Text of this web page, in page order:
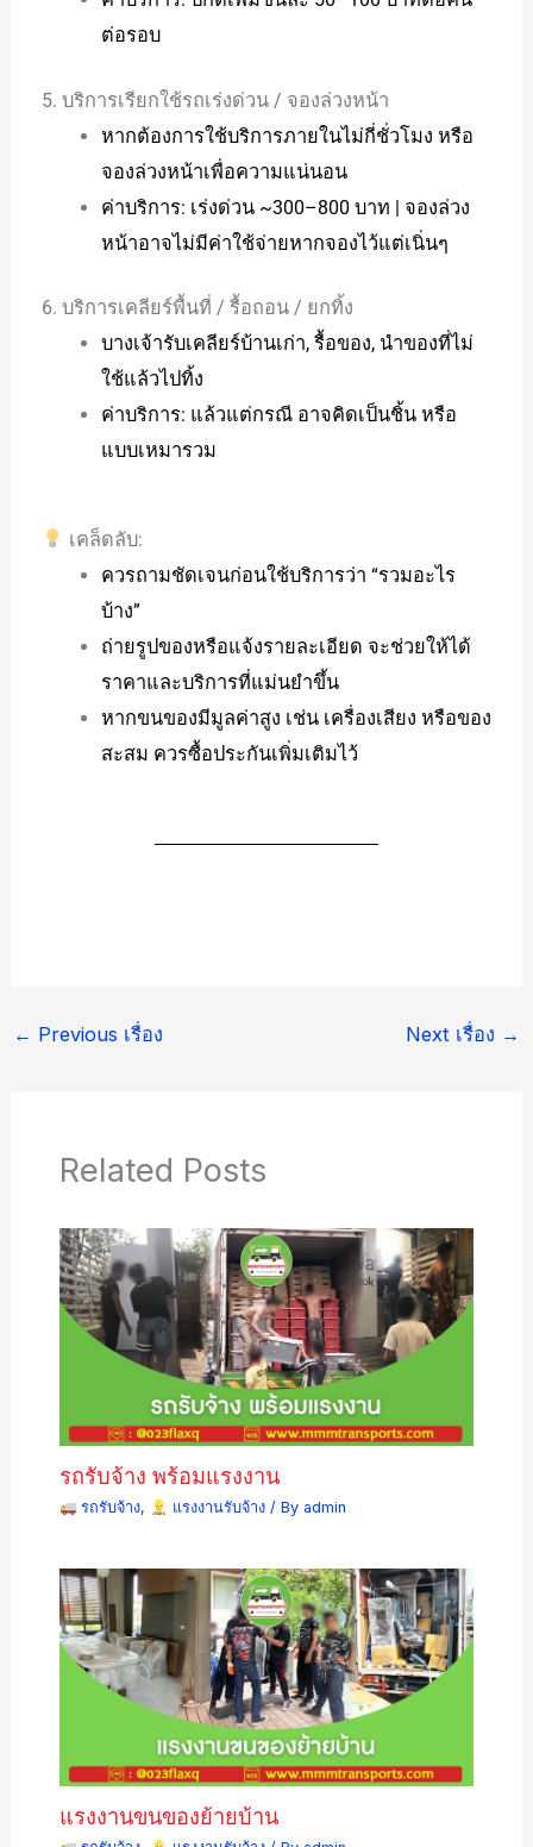
ต่อรอบ
5. บริการเรียกใช้รถเร่งด่วน / จองล่วงหน้า
หากต้องการใช้บริการภายในไม่กี่ชั่วโมง หรือ
จองล่วงหน้าเพื่อความแน่นอน
ค่าบริการ: เร่งด่วน ~300–800 บาท | จองล่วง
หน้าอาจไม่มีค่าใช้จ่ายหากจองไว้แต่เนิ่นๆ
6. บริการเคลียร์พื้นที่ / รื้อถอน / ยกทิ้ง
บางเจ้ารับเคลียร์บ้านเก่า, รื้อของ, นำของที่ไม่
ใช้แล้วไปทิ้ง
ค่าบริการ: แล้วแต่กรณี อาจคิดเป็นชิ้น หรือ
แบบเหมารวม
เคล็ดลับ:
ควรถามชัดเจนก่อนใช้บริการว่า “รวมอะไร
บ้าง”
ถ่ายรูปของหรือแจ้งรายละเอียด จะช่วยให้ได้
ราคาและบริการที่แม่นยำขึ้น
หากขนของมีมูลค่าสูง เช่น เครื่องเสียง หรือของ
สะสม ควรซื้อประกันเพิ่มเติมไว้
← Previous เรื่อง Next เรื่อง →
Related Posts
รถรับจ้าง พร้อมแรงงาน
รถรับจ้าง, แรงงานรับจ้าง/ By admin
แรงงานขนของย้ายบ้าน